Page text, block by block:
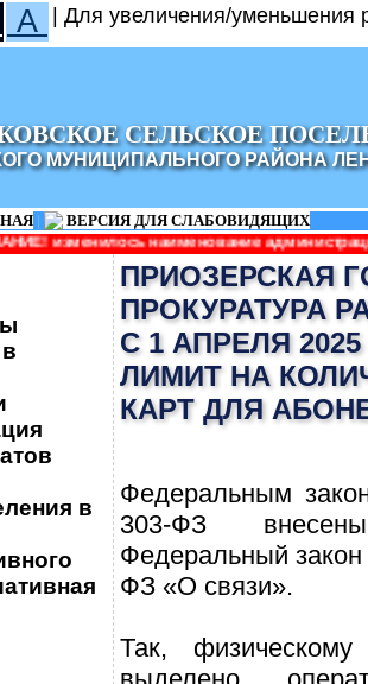
A | Для увеличения/
СЕЛЬСКОЕ
МУНИЦИПАЛЬНОГО РАЙОНА
|
ВЕРСИЯ ДЛЯ СЛАБОВИДЯЩИХ
наименование администрации:
в
ПРИОЗЕРСКАЯ
ПРОКУРАТУРА
С 1 АПРЕЛЯ
ЛИМИТ НА
КАРТ ДЛЯ
Федеральным
303-ФЗ
Федеральный
ФЗ «О связи».
Так,